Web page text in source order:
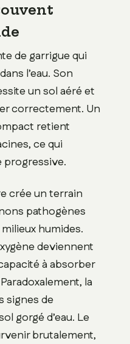
de garrigue qui
l’eau. Son
un sol aéré et
correctement. Un
retient
ce qui
progressive.
crée un terrain
pathogènes
humides.
deviennent
à absorber
la
signes de
gorgé d’eau. Le
brutalement,